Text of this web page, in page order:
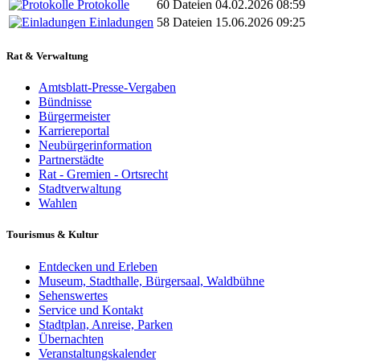
Protokolle
60 Dateien 04.02.2026 08:59
Einladungen 58 Dateien 15.06.2026 09:25
Rat & Verwaltung
Amtsblatt-Presse-Vergaben
Bündnisse
Bürgermeister
Karriereportal
Neubürgerinformation
Partnerstädte
Rat - Gremien - Ortsrecht
Stadtverwaltung
Wahlen
Tourismus & Kultur
Entdecken und Erleben
Museum, Stadthalle, Bürgersaal, Waldbühne
Sehenswertes
Service und Kontakt
Stadtplan, Anreise, Parken
Übernachten
Veranstaltungskalender